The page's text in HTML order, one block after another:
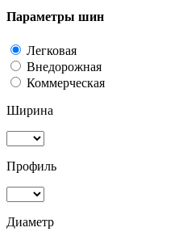
Параметры шин
Легковая
Внедорожная
Коммерческая
Ширина
Профиль
Диаметр